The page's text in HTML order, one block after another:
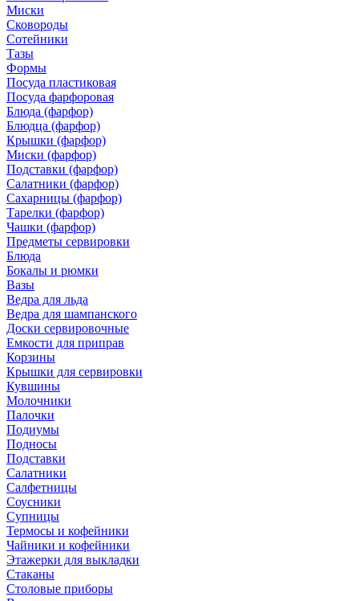
Миски
Сковороды
Сотейники
Тазы
Формы
Посуда пластиковая
Посуда фарфоровая
Блюда (фарфор)
Блюдца (фарфор)
Крышки (фарфор)
Миски (фарфор)
Подставки (фарфор)
Салатники (фарфор)
Сахарницы (фарфор)
Тарелки (фарфор)
Чашки (фарфор)
Предметы сервировки
Блюда
Бокалы и рюмки
Вазы
Ведра для льда
Ведра для шампанского
Доски сервировочные
Емкости для приправ
Корзины
Крышки для сервировки
Кувшины
Молочники
Палочки
Подиумы
Подносы
Подставки
Салатники
Салфетницы
Соусники
Супницы
Термосы и кофейники
Чайники и кофейники
Этажерки для выкладки
Стаканы
Столовые приборы